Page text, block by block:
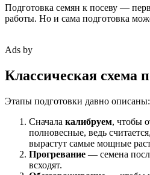
Подготовка семян к посеву —
работы. Но и сама подготовка
Ads by
Классическая схема
Этапы подготовки давно описаны:
Сначала калибруем, чтобы
полновесные, ведь
вырастут самые мощные
Прогревание — семена
всходят.